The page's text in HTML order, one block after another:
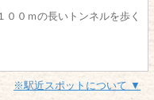
００ｍの長いトンネルを歩く
※駅近スポットについて ▼